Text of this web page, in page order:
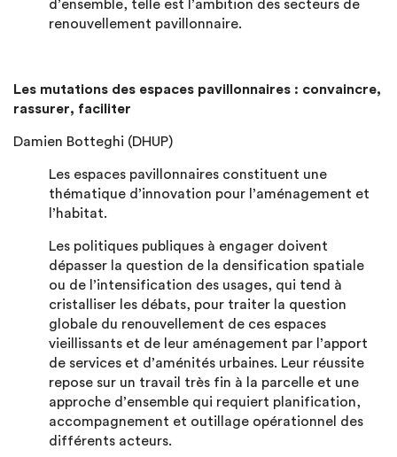
d’ensemble, telle est l’ambition des secteurs de
renouvellement pavillonnaire.
Les mutations des espaces pavillonnaires : convaincre,
rassurer, faciliter
Damien Botteghi (DHUP)
Les espaces pavillonnaires constituent une
thématique d’innovation pour l’aménagement et
l’habitat.
Les politiques publiques à engager doivent
dépasser la question de la densification spatiale
ou de l’intensification des usages, qui tend à
cristalliser les débats, pour traiter la question
globale du renouvellement de ces espaces
vieillissants et de leur aménagement par l’apport
de services et d’aménités urbaines. Leur réussite
repose sur un travail très fin à la parcelle et une
approche d’ensemble qui requiert planification,
accompagnement et outillage opérationnel des
différents acteurs.